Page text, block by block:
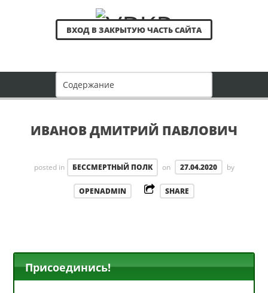
ВХОД В ЗАКРЫТУЮ ЧАСТЬ САЙТА
ИВАНОВ ДМИТРИЙ ПАВЛОВИЧ
posted in БЕССМЕРТНЫЙ ПОЛК on 27.04.2020 by
OPENADMIN SHARE
Присоединись!